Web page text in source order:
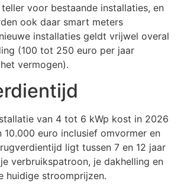
voor bestaande installaties, en
ook daar smart meters
installaties geldt vrijwel overal
(100 tot 250 euro per jaar
vermogen).
van 4 tot 6 kWp kost in 2026
10.000 euro inclusief omvormer en
ligt tussen 7 en 12 jaar
verbruikspatroon, je dakhelling en
huidige stroomprijzen.